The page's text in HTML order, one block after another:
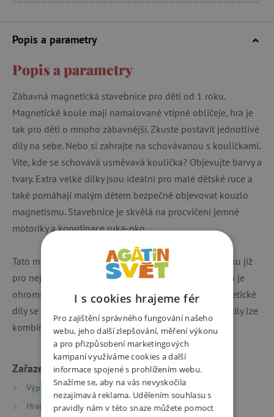
Popis a parametry
Popis a parametry
Zábavná magnetická stavebnice pro děti od 1 roku.
Magnetické koule mají namalované vtipné obličeje, hra je
tak pro děti o mnoho zábavnější. Zkuste postavit jednotlivé
díly na sebe. Nebo si zahrajte na schovávanou s kouličkami.
Víte, kde se schovává usměvavá koulička? Objevujte barvy a
tvary. Extra velké dílky jsou ideální pro malé dětské ruce a
také pomáhají malým dětem bezpečně objevovat kouzlo
magnetismu. Stavebnice je skvělá na procvičení jemné
motoriky a koordinace ruka-oko.
Tato magnetická stavebnice představuje ideální hračku již
pro nejmenší děti. Přitahování a odpuzování magnetů je
ohromí na jejich cestě za poznáním. Jednotlivé magnetické
díly se jednoduše spojují jedním kliknutím. Všechny díly lze
kombinovat se všemi stavebnicemi Smartmax.
Zařazeno v kategoriích
Výprodej %
Poškozený obal -15 %
Hračky dle typu
I s cookies hrajeme fér
Pro zajištění správného fungování našeho
webu, jeho další zlepšování, měření výkonu
a pro přizpůsobení marketingových
kampaní využíváme cookies a další
informace spojené s prohlížením webu.
Snažíme se, aby na vás nevyskočila
nezajímavá reklama. Udělením souhlasu s
pravidly nám v této snaze můžete pomoct